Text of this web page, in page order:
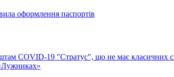
оформлення паспортів
штам COVID-19 "Стратус", що не має класичних